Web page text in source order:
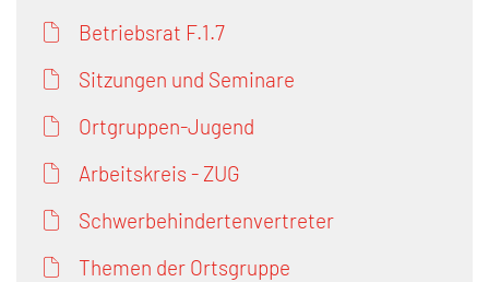
Betriebsrat F.1.7
Sitzungen und Seminare
Ortgruppen-Jugend
Arbeitskreis - ZUG
Schwerbehindertenvertreter
Themen der Ortsgruppe